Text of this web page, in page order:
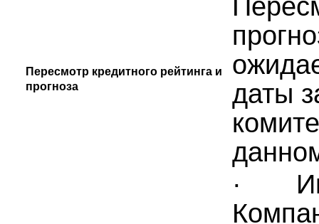
Пересмотр кредитного рейтинга и
прогноза
даты
·